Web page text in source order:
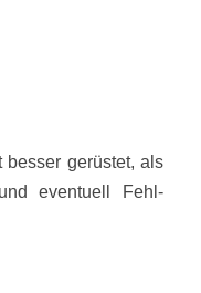
gerüstet, als
eventuell Fehl-